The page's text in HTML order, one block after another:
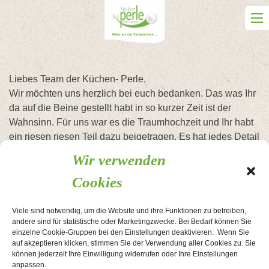
Wir verwenden
Cookies
Viele sind notwendig, um die Website und ihre Funktionen zu betreiben,
andere sind für statistische oder Marketingzwecke. Bei Bedarf können Sie
einzelne Cookie-Gruppen bei den Einstellungen deaktivieren. Wenn Sie
auf akzeptieren klicken, stimmen Sie der Verwendung aller Cookies zu. Sie
können jederzeit Ihre Einwilligung widerrufen oder Ihre Einstellungen
anpassen.
Skip
content
Liebes Team der Küchen- Perle,
Wir möchten uns herzlich bei euch bedanken. Das was Ihr
da auf die Beine gestellt habt in so kurzer Zeit ist der
Wahnsinn. Für uns war es die Traumhochzeit und Ihr habt
ein riesen riesen Teil dazu beigetragen. Es hat jedes Detail
Ich habe nur positives Feedback von unseren Gästen
erhalten. Trotz eines Vorfalls waren alle professionell und
mitbekommen hat. Die Location ist einzigartig und war für
uns genau das richtige. Wir wissen gar nicht was wir
schreiben sollen weil wir so von euch begeistert sind.
Wie viele Sterne wir euch geben? Eine 1 mit unendlich
vielen Nullen.